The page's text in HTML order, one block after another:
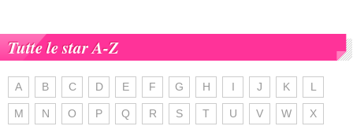
Tutte le star A-Z
A B C D E F G H I J K L
M N O P Q R S T U V W X